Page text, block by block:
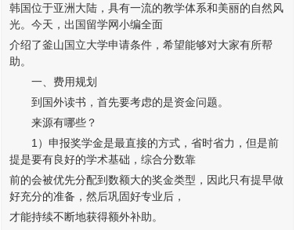
韩国位于亚洲大陆，具有一流的教学体系和美丽的自然风
光。今天，出国留学网小编全面
介绍了釜山国立大学申请条件，希望能够对大家有所帮
助。
一、费用规划
到国外读书，首先要考虑的是资金问题。
来源有哪些？
1）申报奖学金是最直接的方式，省时省力，但是前
提是要有良好的学术基础，综合分数靠
前的会被优先分配到数额大的奖金类型，因此只有提早做
好充分的准备，然后巩固好专业后，
才能持续不断地获得额外补助。